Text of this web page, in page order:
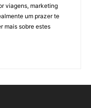
viagens, marketing
um prazer te
mais sobre estes